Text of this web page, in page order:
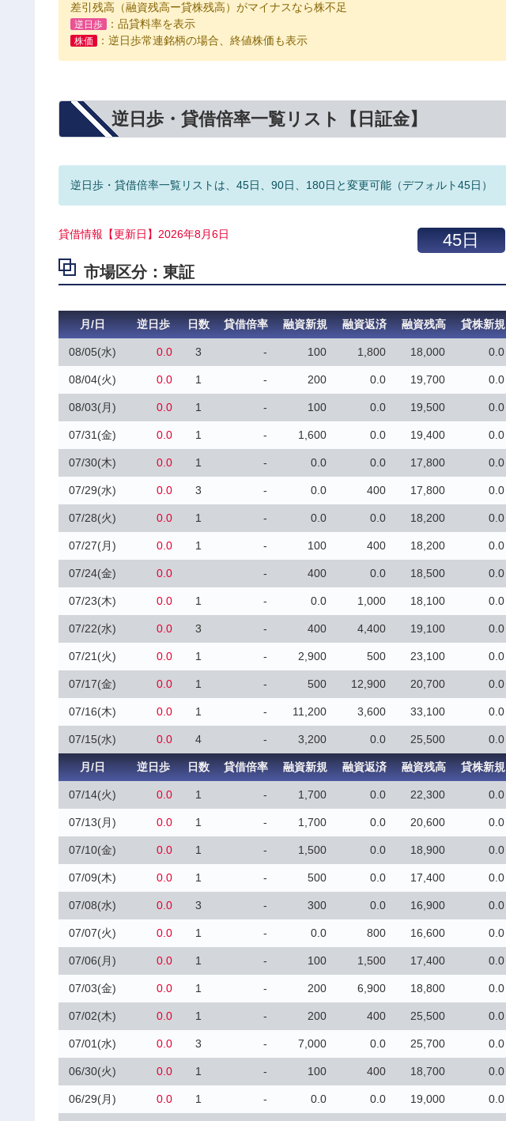
差引残高（融資残高ー貸株残高）がマイナスなら株不足
逆日歩 ：品貸料率を表示
株価 ：逆日歩常連銘柄の場合、終値株価も表示
逆日歩・貸借倍率一覧リスト【日証金】
逆日歩・貸借倍率一覧リストは、45日、90日、180日と変更可能（デフォルト45日）
貸借情報【更新日】2026年8月6日
市場区分：東証
月/日 逆日歩 日数 貸借倍率 融資新規 融資返済 融資残高 貸株新規
08/05(水) 0.0 3 - 100 1,800 18,000 0.0
08/04(火) 0.0 1 - 200 0.0 19,700 0.0
08/03(月) 0.0 1 - 100 0.0 19,500 0.0
07/31(金) 0.0 1 - 1,600 0.0 19,400 0.0
07/30(木) 0.0 1 - 0.0 0.0 17,800 0.0
07/29(水) 0.0 3 - 0.0 400 17,800 0.0
07/28(火) 0.0 1 - 0.0 0.0 18,200 0.0
07/27(月) 0.0 1 - 100 400 18,200 0.0
07/24(金) 0.0 - 400 0.0 18,500 0.0
07/23(木) 0.0 1 - 0.0 1,000 18,100 0.0
07/22(水) 0.0 3 - 400 4,400 19,100 0.0
07/21(火) 0.0 1 - 2,900 500 23,100 0.0
07/17(金) 0.0 1 - 500 12,900 20,700 0.0
07/16(木) 0.0 1 - 11,200 3,600 33,100 0.0
07/15(水) 0.0 4 - 3,200 0.0 25,500 0.0
月/日 逆日歩 日数 貸借倍率 融資新規 融資返済 融資残高 貸株新規
07/14(火) 0.0 1 - 1,700 0.0 22,300 0.0
07/13(月) 0.0 1 - 1,700 0.0 20,600 0.0
07/10(金) 0.0 1 - 1,500 0.0 18,900 0.0
07/09(木) 0.0 1 - 500 0.0 17,400 0.0
07/08(水) 0.0 3 - 300 0.0 16,900 0.0
07/07(火) 0.0 1 - 0.0 800 16,600 0.0
07/06(月) 0.0 1 - 100 1,500 17,400 0.0
07/03(金) 0.0 1 - 200 6,900 18,800 0.0
07/02(木) 0.0 1 - 200 400 25,500 0.0
07/01(水) 0.0 3 - 7,000 0.0 25,700 0.0
06/30(火) 0.0 1 - 100 400 18,700 0.0
06/29(月) 0.0 1 - 0.0 0.0 19,000 0.0